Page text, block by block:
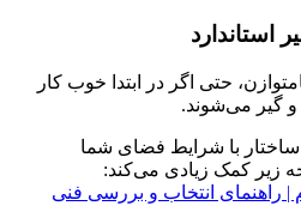
حتی اگر در ابتدا خوب کار
و گیر می‌شوند.
ساختار با شرایط فضای شما
زیر کمک زیادی می‌کند:
| راهنمای انتخاب و بررسی فنی